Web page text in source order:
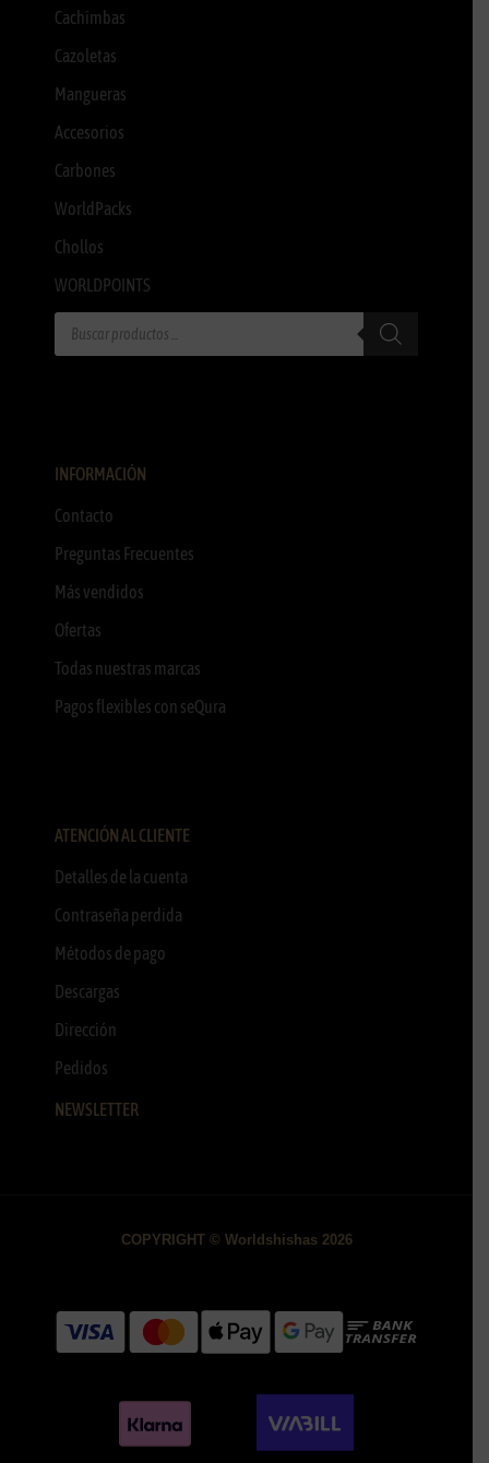
Cachimbas
Cazoletas
Mangueras
Accesorios
Carbones
WorldPacks
Chollos
WORLDPOINTS
INFORMACIÓN
Contacto
Preguntas Frecuentes
Más vendidos
Ofertas
Todas nuestras marcas
Pagos flexibles con seQura
ATENCIÓN AL CLIENTE
Detalles de la cuenta
Contraseña perdida
Métodos de pago
Descargas
Dirección
Pedidos
NEWSLETTER
COPYRIGHT © Worldshishas 2026